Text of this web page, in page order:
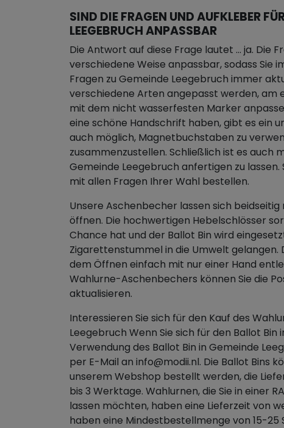
SIND DIE FRAGEN UND AUFKLEBER
LEEGEBRUCH ANPASSBAR
Die Antwort auf diese Frage lautet … ja. Die
verschiedene Weise anpassbar, sodass Sie
Fragen zu Gemeinde Leegebruch immer
verschiedene Arten angepasst werden, am
mit dem nicht wasserfesten Marker
eine schöne Handschrift haben, gibt es ein
auch möglich, Magnetbuchstaben zu
zusammenzustellen. Schließlich ist es auch
Gemeinde Leegebruch anfertigen zu lassen.
mit allen Fragen Ihrer Wahl bestellen.
Unsere Aschenbecher lassen sich
öffnen. Die hochwertigen Hebelschlösser
Chance hat und der Ballot Bin wird
Zigarettenstummel in die Umwelt
dem Öffnen einfach mit nur einer Hand
Wahlurne-Aschenbechers können Sie die
aktualisieren.
Interessieren Sie sich für den Kauf des
Leegebruch Wenn Sie sich für den Ballot
Verwendung des Ballot Bin in Gemeinde
per E-Mail an info@modii.nl. Die Ballot Bins
unserem Webshop bestellt werden, die
bis 3 Werktage. Wahlurnen, die Sie in einer
lassen möchten, haben eine Lieferzeit von
haben eine Mindestbestellmenge von 15-25